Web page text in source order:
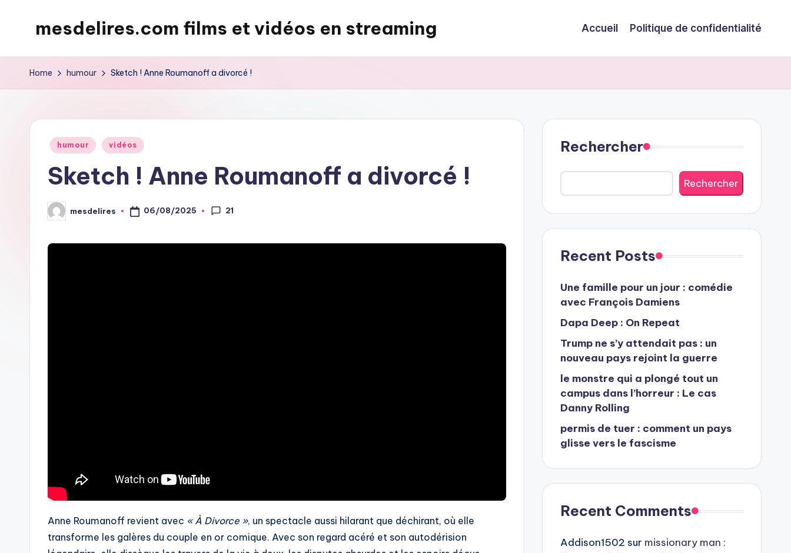
mesdelires.com films et vidéos en streaming
:
video
complet
français
Accueil Politique de confidentialité
Home humour Sketch ! Anne Roumanoff a divorcé !
Posted
humour vidéos
Sketch ! Anne Roumanoff a divorcé !
Posted
by
mesdelires 06/08/2025 21
Anne Roumanoff revient avec « À Divorce », un spectacle aussi hilarant que déchirant, où elle
transforme les galères du couple en or comique. Avec son regard acéré et son autodérision
Rechercher
Rechercher
Recent Posts
Une famille pour un jour : comédie
avec François Damiens
Dapa Deep : On Repeat
Trump ne s’y attendait pas : un
nouveau pays rejoint la guerre
le monstre qui a plongé tout un
campus dans l’horreur : Le cas
Danny Rolling
permis de tuer : comment un pays
glisse vers le fascisme
Recent Comments
Addison1502 sur missionary man :